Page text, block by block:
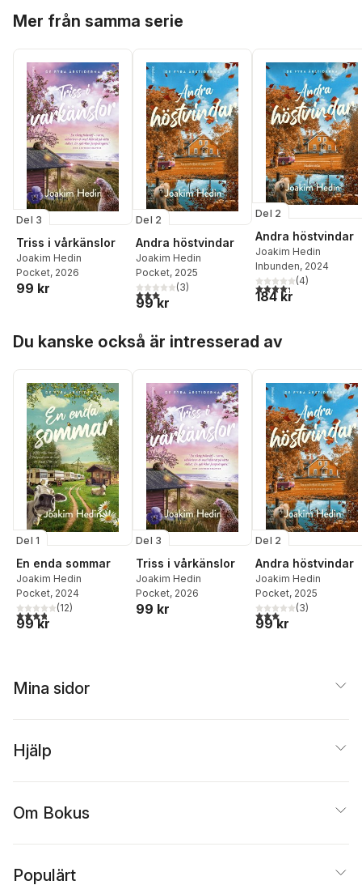
Mer från samma serie
Del 3
Triss i vårkänslor
Joakim Hedin
Pocket, 2026
99 kr
Del 2
Andra höstvindar
Joakim Hedin
Pocket, 2025
3,0utav 5 stjärnor. Totalt antal röster:
(3)
99 kr
Del 2
Andra höstvindar
Joakim Hedin
Inbunden, 2024
4,3utav 5 stjärnor.
(4)
184 kr
Du kanske också är intresserad av
Del 1
En enda sommar
Joakim Hedin
Pocket, 2024
3,8utav 5 stjärnor. Totalt antal röster:
(12)
99 kr
Del 3
Triss i vårkänslor
Joakim Hedin
Pocket, 2026
99 kr
Del 2
Andra höstvindar
Joakim Hedin
Pocket, 2025
3,0utav 5 stjärnor.
(3)
99 kr
Mina sidor
Hjälp
Om Bokus
Populärt